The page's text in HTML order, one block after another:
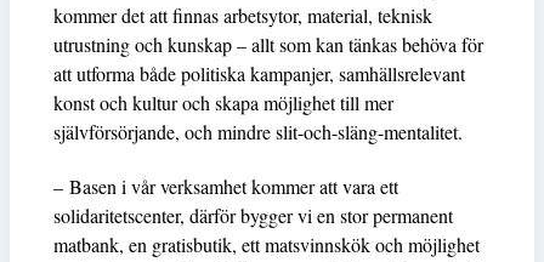
kommer det att finnas arbetsytor, material, teknisk
utrustning och kunskap – allt som kan tänkas behöva för
att utforma både politiska kampanjer, samhällsrelevant
konst och kultur och skapa möjlighet till mer
självförsörjande, och mindre slit-och-släng-mentalitet.
– Basen i vår verksamhet kommer att vara ett
solidaritetscenter, därför bygger vi en stor permanent
matbank, en gratisbutik, ett matsvinnskök och möjlighet